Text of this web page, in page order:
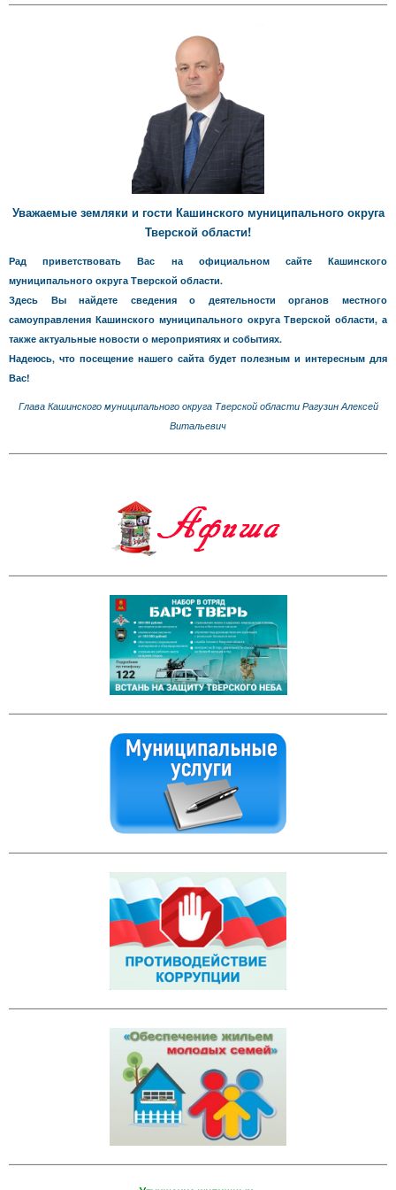
Уважаемые земляки и гости Кашинского муниципального округа
Тверской области!
Рад приветствовать Вас на официальном сайте Кашинского
муниципального округа Тверской области.
Здесь Вы найдете сведения о деятельности органов местного
самоуправления Кашинского муниципального округа Тверской области, а
также актуальные новости о мероприятиях и событиях.
Надеюсь, что посещение нашего сайта будет полезным и интересным для
Вас!
Глава Кашинского муниципального округа Тверской области Рагузин Алексей
Витальевич